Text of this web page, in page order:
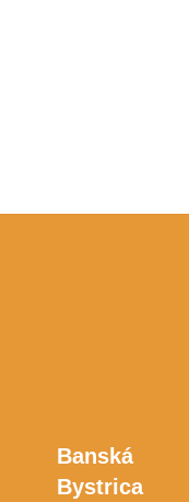
Banská
Bystrica